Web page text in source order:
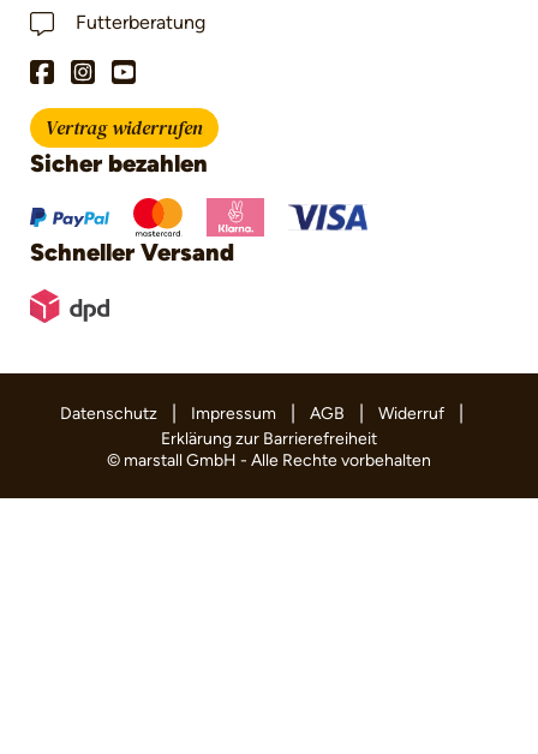
Futterberatung
Vertrag widerrufen
Sicher bezahlen
Schneller Versand
© marstall GmbH - Alle Rechte vorbehalten
Datenschutz | Impressum | AGB | Widerruf |
Erklärung zur Barrierefreiheit